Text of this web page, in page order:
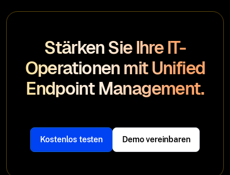
Stärken Sie Ihre IT-
Operationen mit Unified
Endpoint Management.
Kostenlos testen Demo vereinbaren